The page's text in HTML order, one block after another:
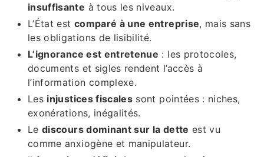
insuffisante à tous les niveaux.
L’État est comparé à une entreprise, mais sans
les obligations de lisibilité.
L’ignorance est entretenue : les protocoles,
documents et sigles rendent l’accès à
l’information complexe.
Les injustices fiscales sont pointées : niches,
exonérations, inégalités.
Lediscours dominant sur la dette est vu
comme anxiogène et manipulateur.